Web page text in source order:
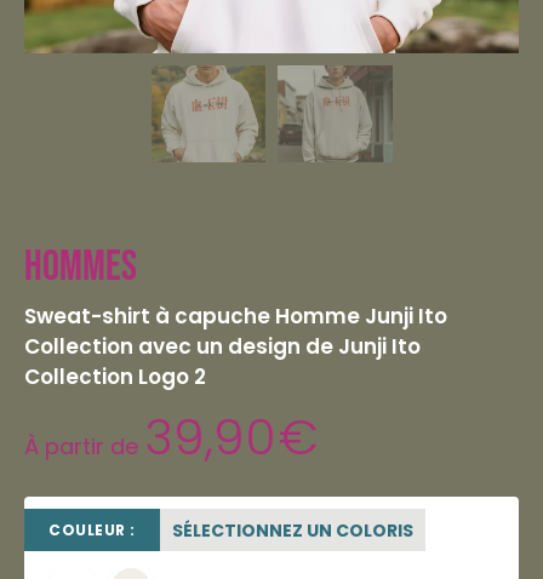
Hommes
Sweat-shirt à capuche Homme Junji Ito
Collection avec un design de Junji Ito
Collection Logo 2
À partir de 39,90€
COULEUR : SÉLECTIONNEZ UN COLORIS